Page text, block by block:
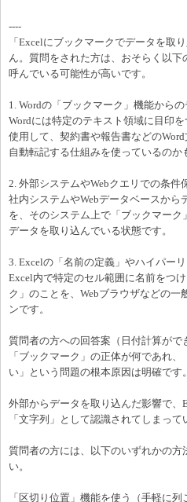
----
「Excelにブックマークでデータを取
ん。質問をされた方は、おそらく以
呼んでいる可能性が高いです。
1. Wordの「ブックマーク」機能から
Wordには特定のテキスト領域に目印
使用して、契約書や報告書などの
自動転記する仕組みを使っているのか
2. 外部システムやWebクエリでの条件
社内システムやWebデータベースか
を、そのシステム上で「ブックマーク
データを取り込んでいる状態です。
3. Excelの「名前の定義」やハイパー
Excel内で特定のセル範囲に名前をつ
ク」のことを、Webブラウザなどの
ンです。
質問者の方への回答案（日付計算がで
「ブックマーク」の正体が何であれ
い」という問題の根本原因は明確です。
外部からデータを取り込んだ影響で
「文字列」として認識されてしまって
質問者の方には、以下のいずれかの
い。
「区切り位置」機能を使う（手軽に列